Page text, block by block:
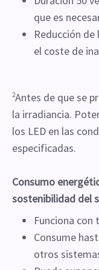
que es
Reducción
el coste de
2Antes de que se
la irradiancia.
los LED en las
especificadas.
Consumo
sostenibilidad del
Funciona con
Consume
otros